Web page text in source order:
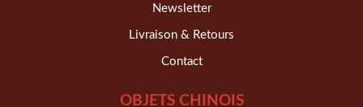
Newsletter
Livraison & Retours
Contact
OBJETS CHINOIS